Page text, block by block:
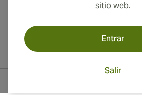
sitio web.
Entrar
Salir